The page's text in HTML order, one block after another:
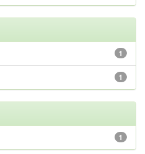
1
1
1